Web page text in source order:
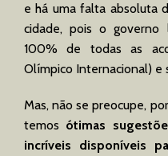
e há uma falta absoluta
cidade, pois o governo
100% de todas as
Olímpico Internacional) e
Mas, não se preocupe,
temos ótimas
incríveis disponíveis